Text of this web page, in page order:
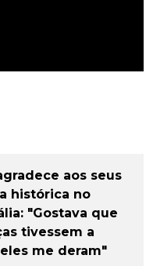
aos seus
histórica no
"Gostava que
tivessem a
me deram"